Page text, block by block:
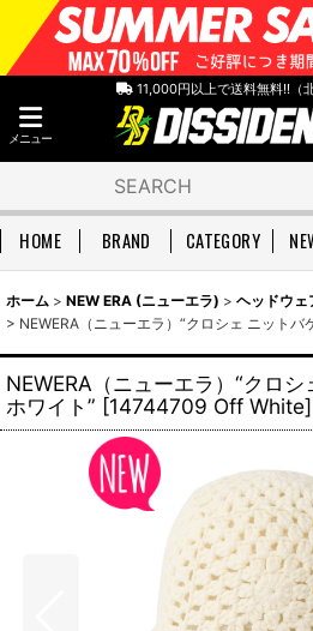
11,000円以上で送料無料!!（
メニュー
HOME BRAND CATEGORY
ホーム > NEW ERA (ニューエラ) > ヘッドウェ
> NEWERA（ニューエラ）“クロシェ ニットバ
NEWERA（ニューエラ）“クロ
ホワイト” [14744709 Off White]